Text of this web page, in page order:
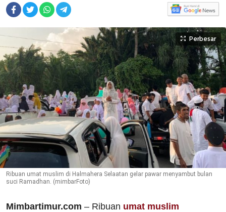
Perbesar
Ribuan umat muslim di Halmahera Selaatan gelar pawar menyambut bulan
suci Ramadhan. (mimbarFoto)
Mimbartimur.com – Ribuan umat muslim